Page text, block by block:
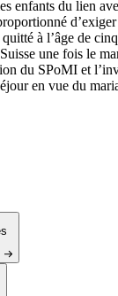
enfants du lien
à l’âge de
une fois le
du SPoMI et
en vue du